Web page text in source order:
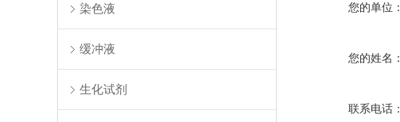
染色液
缓冲液
生化试剂
您的单位：
您的姓名：
联系电话：